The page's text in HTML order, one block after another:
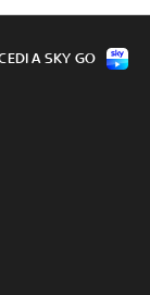
A SKY GO